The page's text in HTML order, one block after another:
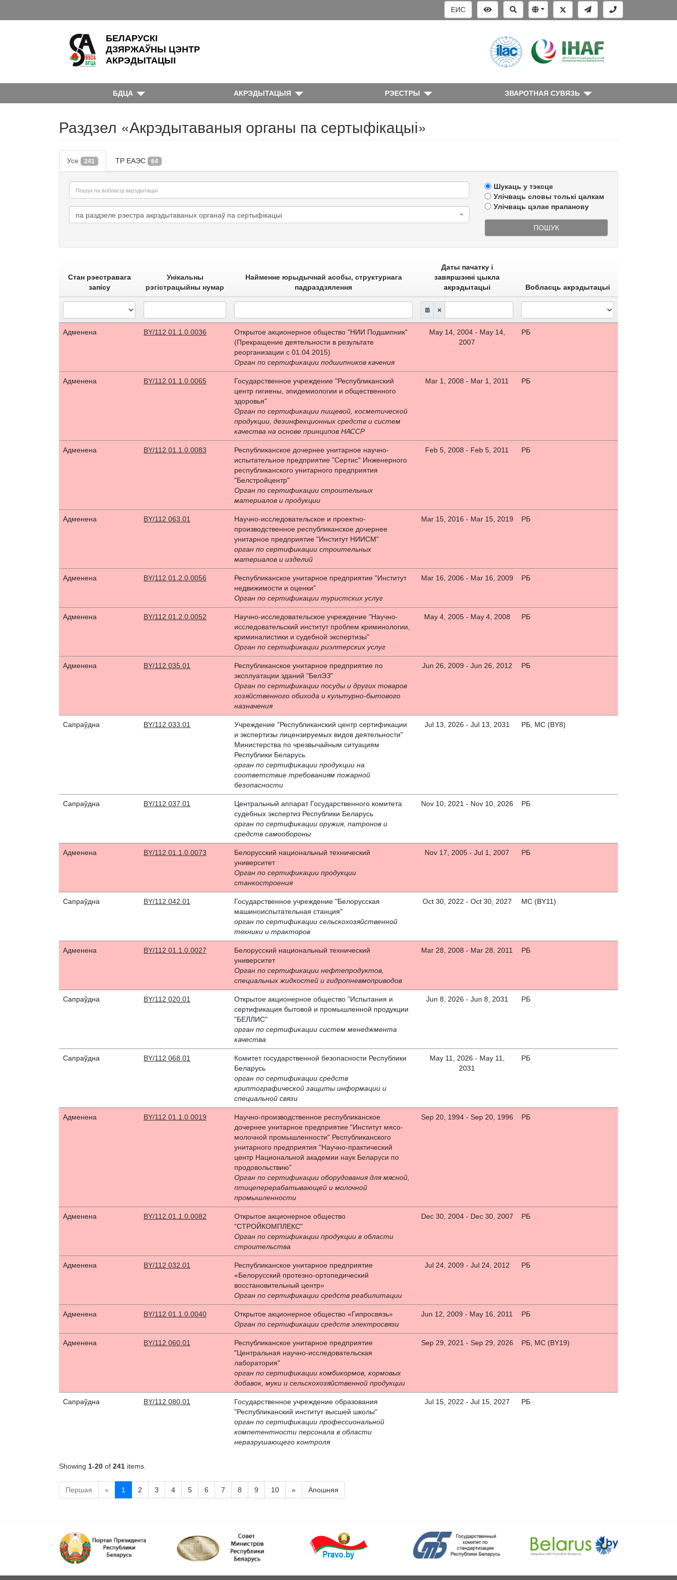
ЕИС
БЕЛАРУСКІ
ДЗЯРЖАЎНЫ ЦЭНТР
АКРЭДЫТАЦЫІ
БДЦА АКРЭДЫТАЦЫЯ РЭЕСТРЫ ЗВАРОТНАЯ СУВЯЗЬ
Раздзел «Акрэдытаваныя органы па сертыфікацыі»
Усе 241 ТР ЕАЭС 64
па раздзеле рэестра акрэдытаваных органаў па сертыфікацыі
Шукаць у тэксце
Улічваць словы толькі цалкам
Улічваць цэлае прапанову
ПОШУК
Стан рэестравага
запісу
Унікальны
рэгістрацыйны нумар
Найменне юрыдычнай асобы, структурнага
падраздзялення
Даты пачатку і
завяршэнні цыкла
акрэдытацыі
Вобласць акрэдытацыі
Адменена BY/112 01.1.0.0036
Открытое акционерное общество "НИИ Подшипник"
(Прекращение деятельности в результате
реорганизации с 01.04.2015)
Орган по сертификации подшипников качения
May 14, 2004 - May 14,
2007
РБ
Адменена BY/112 01.1.0.0065
Государственное учреждение "Республиканский
центр гигиены, эпидемиологии и общественного
здоровья"
Орган по сертификации пищевой, косметической
продукции, дезинфекционных средств и систем
качества на основе принципов НАССР
Mar 1, 2008 - Mar 1, 2011 РБ
Адменена BY/112 01.1.0.0083
Республиканское дочернее унитарное научно-
испытательное предприятие "Сертис" Инженерного
республиканского унитарного предприятия
"Белстройцентр"
Орган по сертификации строительных
материалов и продукции
Feb 5, 2008 - Feb 5, 2011 РБ
Адменена BY/112 063.01
Научно-исследовательское и проектно-
производственное республиканское дочернее
унитарное предприятие "Институт НИИСМ"
орган по сертификации строительных
материалов и изделий
Mar 15, 2016 - Mar 15, 2019 РБ
Адменена BY/112 01.2.0.0056
Республиканское унитарное предприятие "Институт
недвижимости и оценки"
Орган по сертификации туристских услуг
Mar 16, 2006 - Mar 16, 2009 РБ
Адменена BY/112 01.2.0.0052
Научно-исследовательское учреждение "Научно-
исследовательский институт проблем криминологии,
криминалистики и судебной экспертизы"
Орган по сертификации риэлтерских услуг
May 4, 2005 - May 4, 2008 РБ
Адменена BY/112 035.01
Республиканское унитарное предприятие по
эксплуатации зданий "БелЭЗ"
Орган по сертификации посуды и других товаров
хозяйственного обихода и культурно-бытового
назначения
Jun 26, 2009 - Jun 26, 2012 РБ
Сапраўдна BY/112 033.01
Учреждение "Республиканский центр сертификации
и экспертизы лицензируемых видов деятельности"
Министерства по чрезвычайным ситуациям
Республики Беларусь
орган по сертификации продукции на
соответствие требованиям пожарной
безопасности
Jul 13, 2026 - Jul 13, 2031 РБ, МС (BY8)
Сапраўдна BY/112 037.01
Центральный аппарат Государственного комитета
судебных экспертиз Республики Беларусь
орган по сертификации оружия, патронов и
средств самообороны
Nov 10, 2021 - Nov 10, 2026 РБ
Адменена BY/112 01.1.0.0073
Белорусский национальный технический
университет
Орган по сертификации продукции
станкостроения
Nov 17, 2005 - Jul 1, 2007 РБ
Сапраўдна BY/112 042.01
Государственное учреждение "Белорусская
машиноиспытательная станция"
орган по сертификации сельскохозяйственной
техники и тракторов
Oct 30, 2022 - Oct 30, 2027 МС (BY11)
Адменена BY/112 01.1.0.0027
Белорусский национальный технический
университет
Орган по сертификации нефтепродуктов,
специальных жидкостей и гидропневмоприводов
Mar 28, 2008 - Mar 28, 2011 РБ
Сапраўдна BY/112 020.01
Открытое акционерное общество "Испытания и
сертификация бытовой и промышленной продукции
"БЕЛЛИС"
орган по сертификации систем менеджмента
качества
Jun 8, 2026 - Jun 8, 2031 РБ
Сапраўдна BY/112 068.01
Комитет государственной безопасности Республики
Беларусь
орган по сертификации средств
криптографической защиты информации и
специальной связи
May 11, 2026 - May 11,
2031
РБ
Адменена BY/112 01.1.0.0019
Научно-производственное республиканское
дочернее унитарное предприятие "Институт мясо-
молочной промышленности" Республиканского
унитарного предприятия "Научно-практический
центр Национальной академии наук Беларуси по
продовольствию"
Орган по сертификации оборудования для мясной,
птицеперерабатывающей и молочной
промышленности
Sep 20, 1994 - Sep 20, 1996 РБ
Адменена BY/112.01.1.0.0082
Открытое акционерное общество
"СТРОЙКОМПЛЕКС"
Орган по сертификации продукции в области
строительства
Dec 30, 2004 - Dec 30, 2007 РБ
Адменена BY/112 032.01
Республиканское унитарное предприятие
«Белорусский протезно-ортопедический
восстановительный центр»
Орган по сертификации средств реабилитации
Jul 24, 2009 - Jul 24, 2012 РБ
Адменена BY/112 01.1.0.0040
Открытое акционерное общество «Гипросвязь»
Орган по сертификации средств электросвязи
Jun 12, 2009 - May 16, 2011 РБ
Адменена BY/112 060.01
Республиканское унитарное предприятие
"Центральная научно-исследовательская
лаборатория"
орган по сертификации комбикормов, кормовых
добавок, муки и сельскохозяйственной продукции
Sep 29, 2021 - Sep 29, 2026 РБ, МС (BY19)
Сапраўдна BY/112 080.01
Государственное учреждение образования
"Республиканский институт высшей школы"
орган по сертификации профессиональной
компетентности персонала в области
неразрушающего контроля
Jul 15, 2022 - Jul 15, 2027 РБ
Showing 1-20 of 241 items.
Першая « 1 2 3 4 5 6 7 8 9 10 » Апошняя